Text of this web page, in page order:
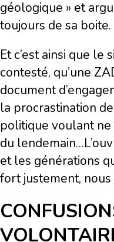
géologique » et
toujours de sa boite.
Et c’est ainsi que le
contesté, qu’une
document
la procrastination
politique voulant
du
et les générations
fort justement,